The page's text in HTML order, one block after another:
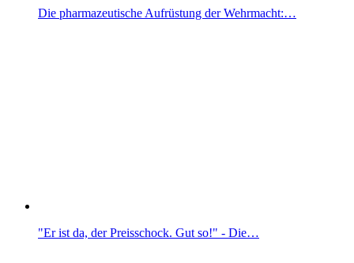
Die pharmazeutische Aufrüstung der Wehrmacht:…
"Er ist da, der Preisschock. Gut so!" - Die…